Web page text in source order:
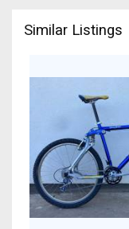
Similar Listings